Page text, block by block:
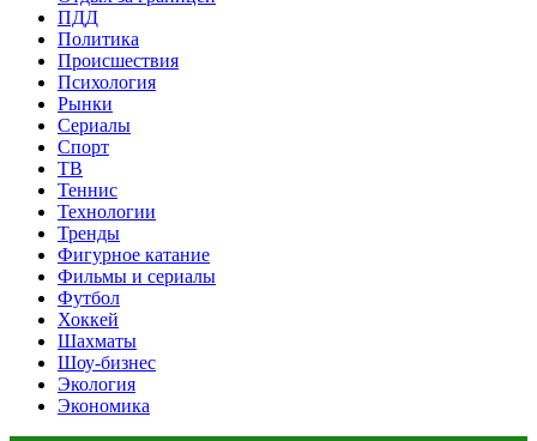
ПДД
Политика
Происшествия
Психология
Рынки
Сериалы
Спорт
ТВ
Теннис
Технологии
Тренды
Фигурное катание
Фильмы и сериалы
Футбол
Хоккей
Шахматы
Шоу-бизнес
Экология
Экономика